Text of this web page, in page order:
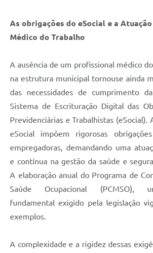
As obrigações do eSocial e a
Médico do Trabalho
A ausência de um profissional médico
na estrutura municipal tornouse ainda
das necessidades de cumprimento
Sistema de Escrituração Digital das
Previdenciárias e Trabalhistas (eSocial).
eSocial impõem rigorosas
empregadoras, demandando uma
e contínua na gestão da saúde e
A elaboração anual do Programa de
Saúde Ocupacional (PCMSO),
fundamental exigido pela legislação
exemplos.
A complexidade e a rigidez dessas